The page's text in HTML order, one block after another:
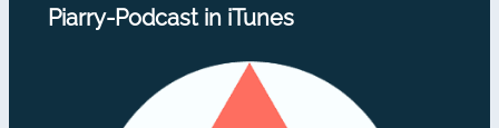
Piarry-Podcast in iTunes